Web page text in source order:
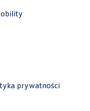
prywatności